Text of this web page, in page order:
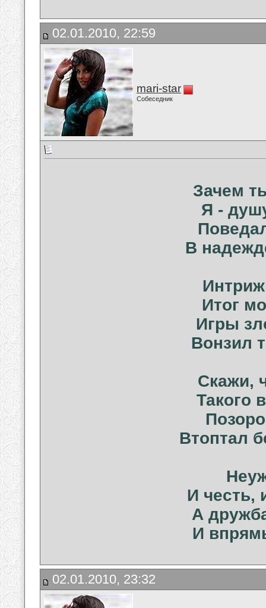
02.01.2010, 22:59
mari-star
Собеседник
Зачем
Я -
В
Итог
Игры
Вонзил
Скажи,
Такого
Втоптал
И честь,
А
И
02.01.2010, 23:32